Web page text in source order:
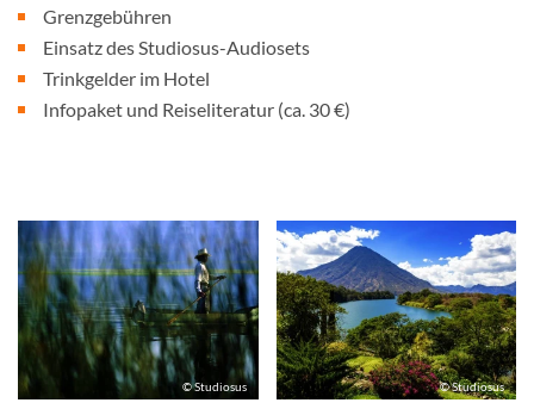
Grenzgebühren
Einsatz des Studiosus-Audiosets
Trinkgelder im Hotel
Infopaket und Reiseliteratur (ca. 30 €)
© Studiosus © Studiosus